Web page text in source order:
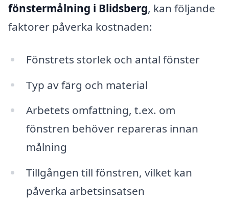
fönstermålning i Blidsberg, kan följande
faktorer påverka kostnaden:
Fönstrets storlek och antal fönster
Typ av färg och material
Arbetets omfattning, t.ex. om
fönstren behöver repareras innan
målning
Tillgången till fönstren, vilket kan
påverka arbetsinsatsen